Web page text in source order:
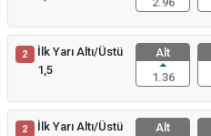
2
İlk Yarı Altı/Üstü
1,5
Alt
1.36
2
İlk Yarı Altı/Üstü
Alt